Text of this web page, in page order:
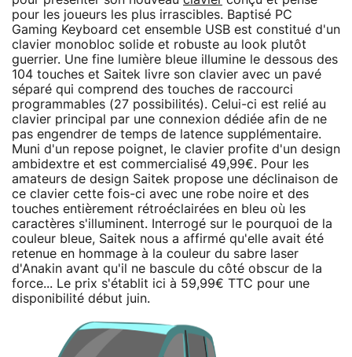
pour les joueurs les plus irrascibles. Baptisé PC
Gaming Keyboard cet ensemble USB est constitué d'un
clavier monobloc solide et robuste au look plutôt
guerrier. Une fine lumière bleue illumine le dessous des
104 touches et Saitek livre son clavier avec un pavé
séparé qui comprend des touches de raccourci
programmables (27 possibilités). Celui-ci est relié au
clavier principal par une connexion dédiée afin de ne
pas engendrer de temps de latence supplémentaire.
Muni d'un repose poignet, le clavier profite d'un design
ambidextre et est commercialisé 49,99€. Pour les
amateurs de design Saitek propose une déclinaison de
ce clavier cette fois-ci avec une robe noire et des
touches entièrement rétroéclairées en bleu où les
caractères s'illuminent. Interrogé sur le pourquoi de la
couleur bleue, Saitek nous a affirmé qu'elle avait été
retenue en hommage à la couleur du sabre laser
d'Anakin avant qu'il ne bascule du côté obscur de la
force... Le prix s'établit ici à 59,99€ TTC pour une
disponibilité début juin.